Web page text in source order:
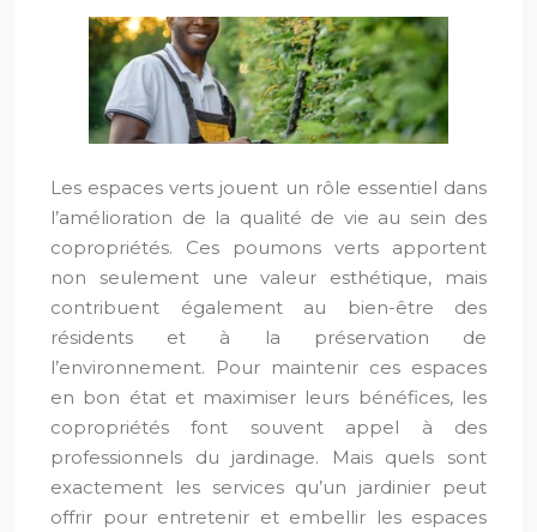
Les espaces verts jouent un rôle essentiel dans
l’amélioration de la qualité de vie au sein des
copropriétés. Ces poumons verts apportent
non seulement une valeur esthétique, mais
contribuent également au bien-être des
résidents et à la préservation de
l’environnement. Pour maintenir ces espaces
en bon état et maximiser leurs bénéfices, les
copropriétés font souvent appel à des
professionnels du jardinage. Mais quels sont
exactement les services qu’un jardinier peut
offrir pour entretenir et embellir les espaces